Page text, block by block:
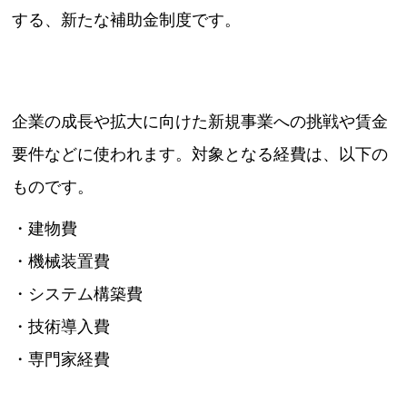
する、新たな補助金制度です。
企業の成長や拡大に向けた新規事業への挑戦や賃金
要件などに使われます。対象となる経費は、以下の
ものです。
・建物費
・機械装置費
・システム構築費
・技術導入費
・専門家経費